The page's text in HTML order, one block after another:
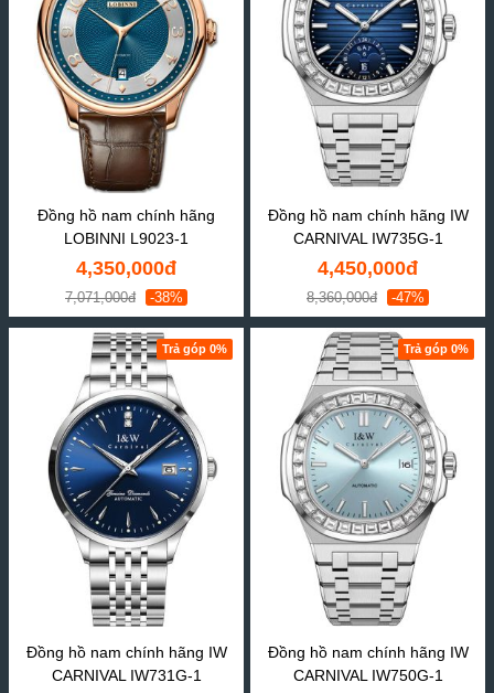
Đồng hồ nam chính hãng
LOBINNI L9023-1
4,350,000đ
7,071,000đ -38%
Đồng hồ nam chính hãng IW
CARNIVAL IW735G-1
4,450,000đ
8,360,000đ -47%
Trả góp 0%
Đồng hồ nam chính hãng IW
CARNIVAL IW731G-1
Trả góp 0%
Đồng hồ nam chính hãng IW
CARNIVAL IW750G-1